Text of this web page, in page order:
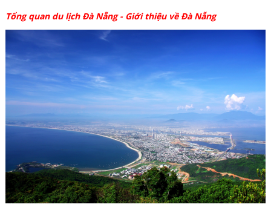
Tổng quan du lịch Đà Nẵng - Giới thiệu về Đà Nẵng